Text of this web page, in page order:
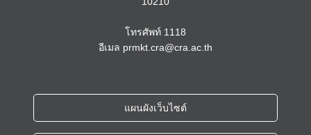
โทรศัพท์ 1118
อีเมล prmkt.cra@cra.ac.th
แผนผังเว็บไซต์